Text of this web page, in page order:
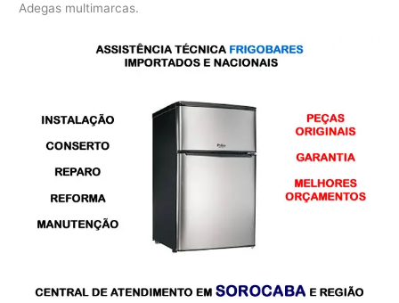
Adegas multimarcas.